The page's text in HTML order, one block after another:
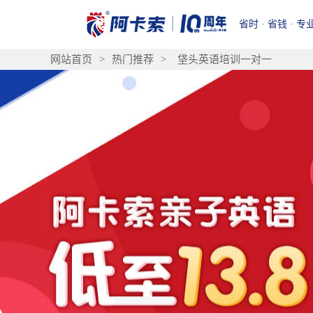
省时 · 省钱 · 专
网站首页 > 热门推荐 > 垡头英语培训一对一